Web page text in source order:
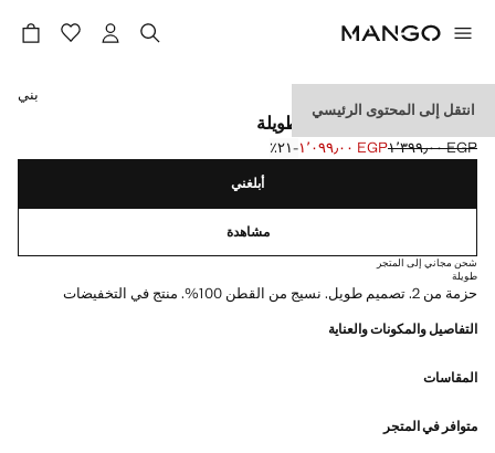
انتقل إلى المحتوى الرئيسي
عبوة من 2 جوارب قطنية طويلة
السعر الأول محذوف [EGP ١٬٣٩٩٫٠٠ ]
EGP ١٬٣٩٩٫٠٠
السعر الحالي [EGP ١٬٠٩٩٫٠٠ ] EGP ١٬٠٩٩٫٠٠ ؜-٢١٪؜
حدد اللون
بني
أبلغني
مشاهدة
شحن مجاني إلى المتجر
طويلة
حزمة من 2. تصميم طويل. نسيج من القطن 100%. منتج في التخفيضات
التفاصيل والمكونات والعناية
المقاسات
متوافر في المتجر